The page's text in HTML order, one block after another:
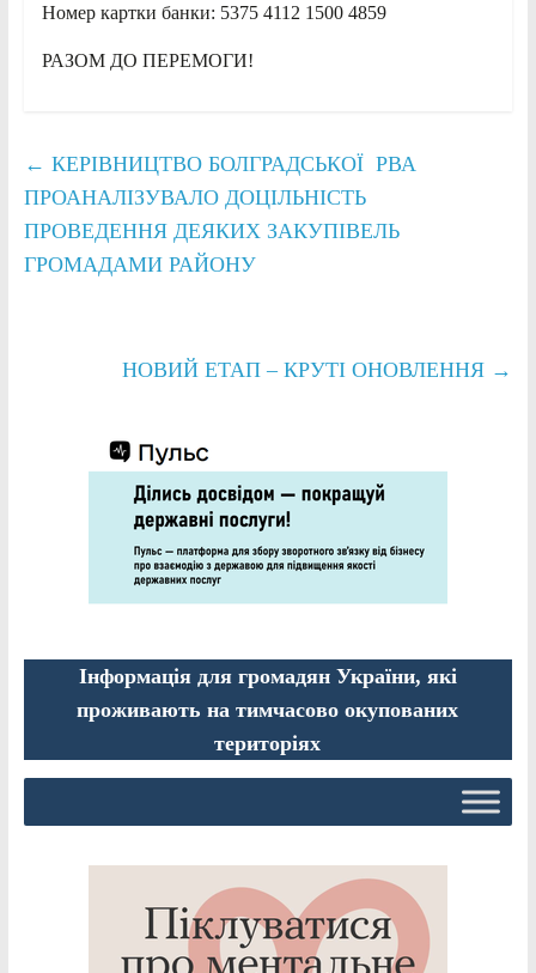
Номер картки банки: 5375 4112 1500 4859
РАЗОМ ДО ПЕРЕМОГИ!
← КЕРІВНИЦТВО БОЛГРАДСЬКОЇ РВА
ПРОАНАЛІЗУВАЛО ДОЦІЛЬНІСТЬ
ПРОВЕДЕННЯ ДЕЯКИХ ЗАКУПІВЕЛЬ
ГРОМАДАМИ РАЙОНУ
НОВИЙ ЕТАП – КРУТІ ОНОВЛЕННЯ →
Інформація для громадян України, які
проживають на тимчасово окупованих
територіях